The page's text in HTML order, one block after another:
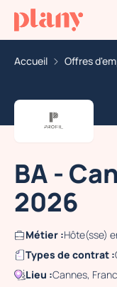
Accueil Offres
BA -
2026
Métier :Hôte(sse)
Types de contrat :
Lieu :Cannes,